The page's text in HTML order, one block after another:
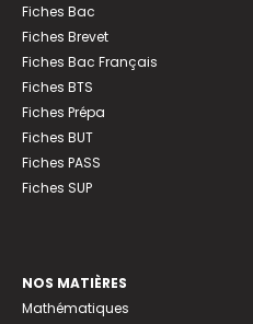
Fiches Bac
Fiches Brevet
Fiches Bac Français
Fiches BTS
Fiches Prépa
Fiches BUT
Fiches PASS
Fiches SUP
NOS MATIÈRES
Mathématiques